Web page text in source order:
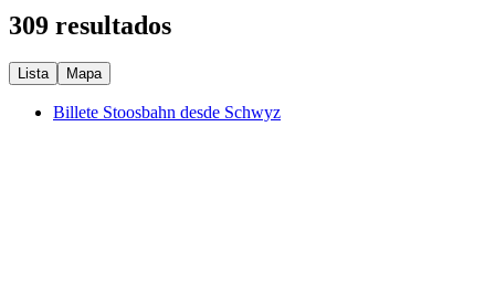
309 resultados
Lista Mapa
Billete Stoosbahn desde Schwyz